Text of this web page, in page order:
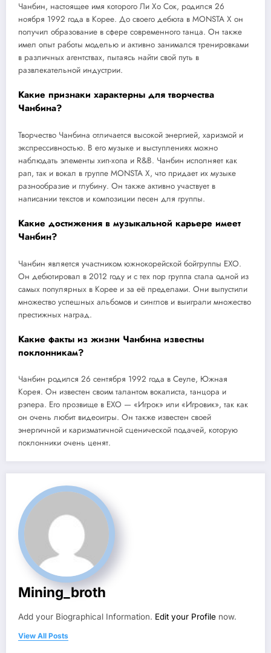
Чанбин, настоящее имя которого Ли Хо Сок, родился 26
ноября 1992 года в Корее. До своего дебюта в MONSTA X он
получил образование в сфере современного танца. Он также
имел опыт работы моделью и активно занимался тренировками
в различных агентствах, пытаясь найти свой путь в
развлекательной индустрии.
Какие признаки характерны для творчества
Чанбина?
Творчество Чанбина отличается высокой энергией, харизмой и
экспрессивностью. В его музыке и выступлениях можно
наблюдать элементы хип-хопа и R&B. Чанбин исполняет как
рап, так и вокал в группе MONSTA X, что придает их музыке
разнообразие и глубину. Он также активно участвует в
написании текстов и композиции песен для группы.
Какие достижения в музыкальной карьере имеет
Чанбин?
Чанбин является участником южнокорейской бойгруппы EXO.
Он дебютировал в 2012 году и с тех пор группа стала одной из
самых популярных в Корее и за её пределами. Они выпустили
множество успешных альбомов и синглов и выиграли множество
престижных наград.
Какие факты из жизни Чанбина известны
поклонникам?
Чанбин родился 26 сентября 1992 года в Сеуле, Южная
Корея. Он известен своим талантом вокалиста, танцора и
рэпера. Его прозвище в EXO — «Игрок» или «Игровик», так как
он очень любит видеоигры. Он также известен своей
энергичной и каризматичной сценической подачей, которую
поклонники очень ценят.
Mining_broth
Add your Biographical Information. Edit your Profile now.
View All Posts